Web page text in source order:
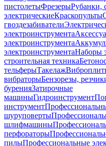
пистолетыФрезерыРубанки,
электрическиеКраскопульты
гвоздезабиватели
электроинструмента
электроинструмента
электроинструментаНаборы
строительная техника
тельферыТакелаж
вибраторыБензорезы,
буренияЗатирочные
машиныГидроинструмент
инструмент
шуруповерты
шлифмашины
перфораторы
пилыПрофессиональные